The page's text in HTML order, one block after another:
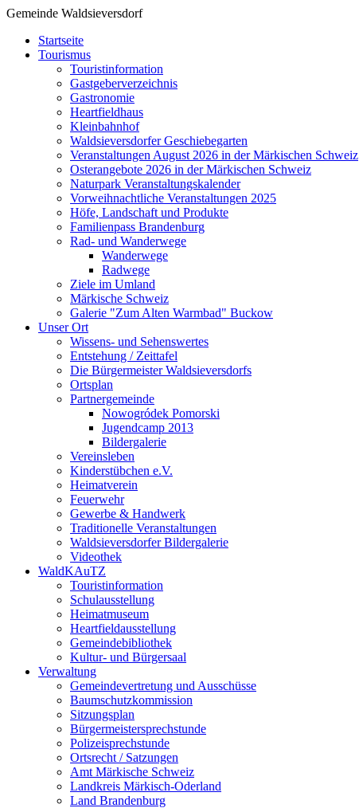
Gemeinde Waldsieversdorf
Startseite
Tourismus
Touristinformation
Gastgeberverzeichnis
Gastronomie
Heartfieldhaus
Kleinbahnhof
Waldsieversdorfer Geschiebegarten
Veranstaltungen August 2026 in der Märkischen Schweiz
Osterangebote 2026 in der Märkischen Schweiz
Naturpark Veranstaltungskalender
Vorweihnachtliche Veranstaltungen 2025
Höfe, Landschaft und Produkte
Familienpass Brandenburg
Rad- und Wanderwege
Wanderwege
Radwege
Ziele im Umland
Märkische Schweiz
Galerie "Zum Alten Warmbad" Buckow
Unser Ort
Wissens- und Sehenswertes
Entstehung / Zeittafel
Die Bürgermeister Waldsieversdorfs
Ortsplan
Partnergemeinde
Nowogródek Pomorski
Jugendcamp 2013
Bildergalerie
Vereinsleben
Kinderstübchen e.V.
Heimatverein
Feuerwehr
Gewerbe & Handwerk
Traditionelle Veranstaltungen
Waldsieversdorfer Bildergalerie
Videothek
WaldKAuTZ
Touristinformation
Schulausstellung
Heimatmuseum
Heartfieldausstellung
Gemeindebibliothek
Kultur- und Bürgersaal
Verwaltung
Gemeindevertretung und Ausschüsse
Baumschutzkommission
Sitzungsplan
Bürgermeistersprechstunde
Polizeisprechstunde
Ortsrecht / Satzungen
Amt Märkische Schweiz
Landkreis Märkisch-Oderland
Land Brandenburg